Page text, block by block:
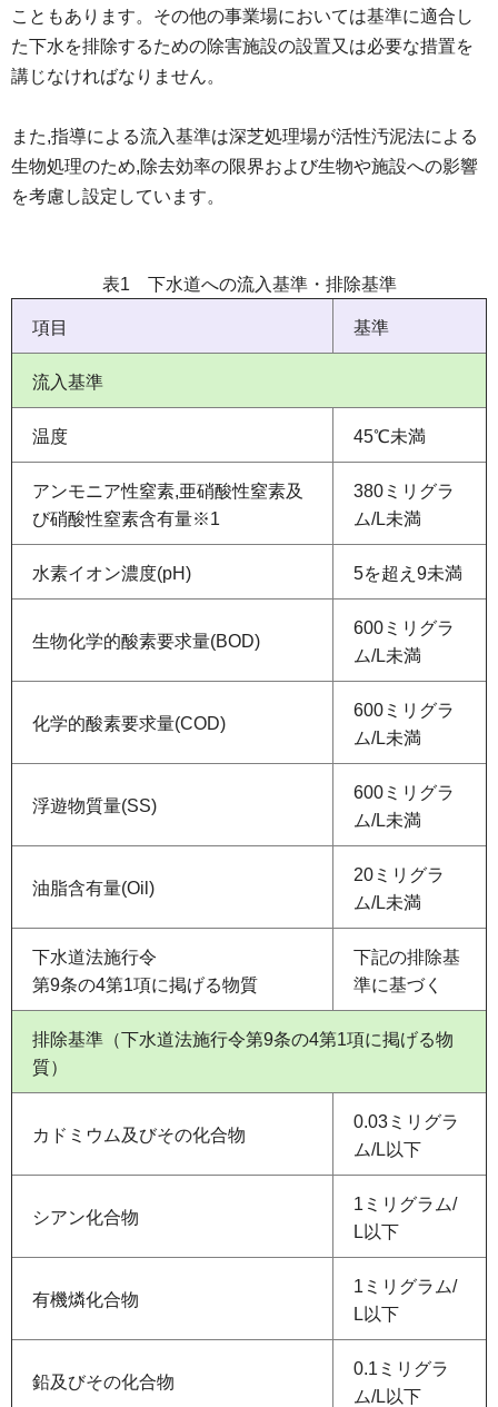
こともあります。その他の事業場においては基準に適合し
た下水を排除するための除害施設の設置又は必要な措置を
講じなければなりません。
また,指導による流入基準は深芝処理場が活性汚泥法による
生物処理のため,除去効率の限界および生物や施設への影響
を考慮し設定しています。
表1 下水道への流入基準・排除基準
項目 基準
流入基準
温度 45℃未満
アンモニア性窒素,亜硝酸性窒素及
び硝酸性窒素含有量※1
380ミリグラ
ム/L未満
水素イオン濃度(pH) 5を超え9未満
生物化学的酸素要求量(BOD)
600ミリグラ
ム/L未満
化学的酸素要求量(COD)
600ミリグラ
ム/L未満
浮遊物質量(SS)
600ミリグラ
ム/L未満
油脂含有量(Oil)
20ミリグラ
ム/L未満
下水道法施行令
第9条の4第1項に掲げる物質
下記の排除基
準に基づく
排除基準（下水道法施行令第9条の4第1項に掲げる物
質）
カドミウム及びその化合物
0.03ミリグラ
ム/L以下
シアン化合物
1ミリグラム/
L以下
有機燐化合物
1ミリグラム/
L以下
鉛及びその化合物
0.1ミリグラ
ム/L以下